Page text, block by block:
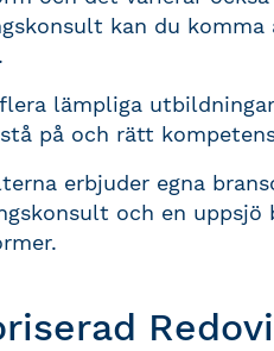
kan du
lämpliga
på och rätt
erbjuder egna
och en